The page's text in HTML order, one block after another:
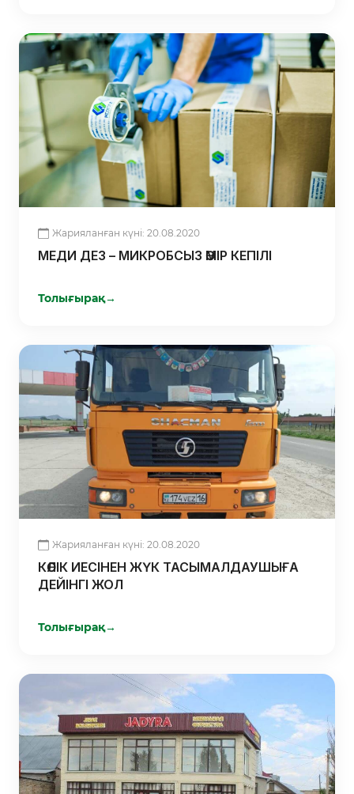
Жарияланған күні: 20.08.2020
МЕДИ ДЕЗ – МИКРОБСЫЗ ӨМІР КЕПІЛІ
Толығырақ→
Жарияланған күні: 20.08.2020
КӨЛІК ИЕСІНЕН ЖҮК ТАСЫМАЛДАУШЫҒА
ДЕЙІНГІ ЖОЛ
Толығырақ→